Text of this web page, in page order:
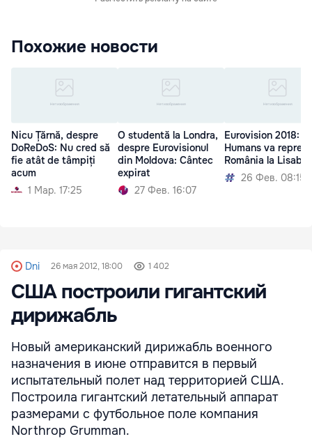
Похожие новости
Nicu Țărnă, despre
DoReDoS: Nu cred să
fie atât de tâmpiți
acum
1 Мар. 17:25
O studentă la Londra,
despre Eurovisionul
din Moldova: Cântec
expirat
27 Фев. 16:07
Eurovision 2018:
Humans va
România la
26 Фев. 08:15
Dni 26 мая 2012, 18:00 1 402
США построили гигантский
дирижабль
Новый американский дирижабль военного
назначения в июне отправится в первый
испытательный полет над территорией США.
Построила гигантский летательный аппарат
размерами с футбольное поле компания
Northrop Grumman.